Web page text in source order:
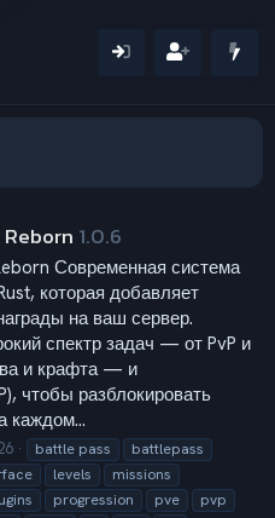
1.0.6
Современная система
которая добавляет
на ваш сервер.
спектр задач — от PvP и
и крафта — и
чтобы разблокировать
каждом...
battle pass
battlepass
levels
missions
progression pve
pvp